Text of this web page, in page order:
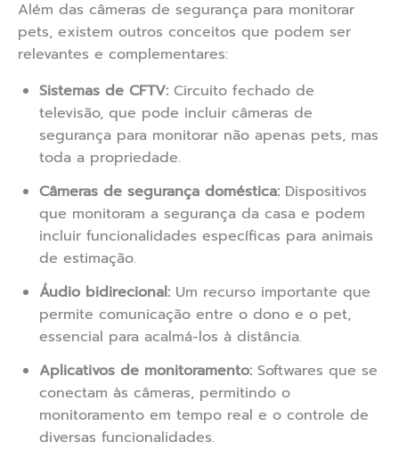
Além das câmeras de segurança para monitorar
pets, existem outros conceitos que podem ser
relevantes e complementares:
Sistemas de CFTV: Circuito fechado de
televisão, que pode incluir câmeras de
segurança para monitorar não apenas pets, mas
toda a propriedade.
Câmeras de segurança doméstica: Dispositivos
que monitoram a segurança da casa e podem
incluir funcionalidades específicas para animais
de estimação.
Áudio bidirecional: Um recurso importante que
permite comunicação entre o dono e o pet,
essencial para acalmá-los à distância.
Aplicativos de monitoramento: Softwares que se
conectam às câmeras, permitindo o
monitoramento em tempo real e o controle de
diversas funcionalidades.